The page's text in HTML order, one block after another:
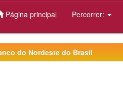
Página principal Percorrer:
do Nordeste do Brasil